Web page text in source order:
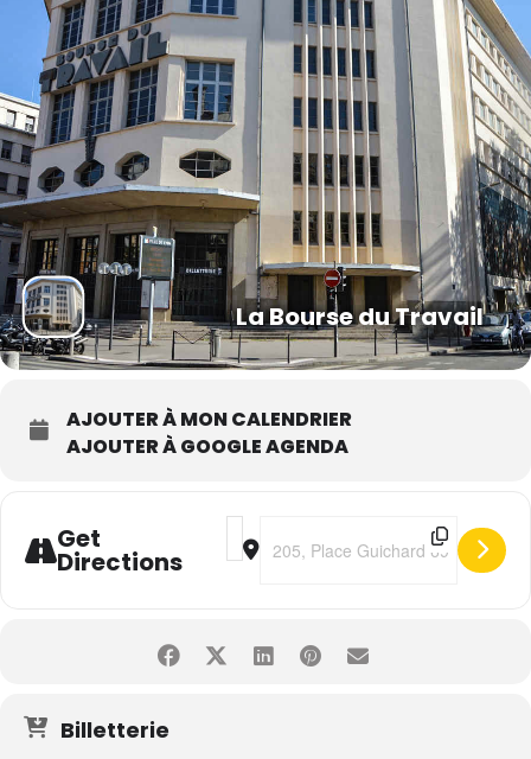
La Bourse du Travail
AJOUTER À MON CALENDRIER
AJOUTER À GOOGLE AGENDA
Get
Directions
Address - Jean dans la salle • Mes
Destination Address - Jean dans
Billetterie